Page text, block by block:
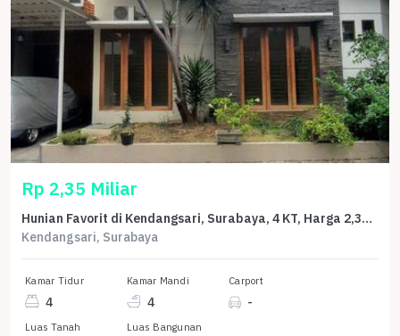
Rp 2,35 Miliar
Hunian Favorit di Kendangsari, Surabaya, 4 KT, Harga 2,35 Miliar
Kendangsari, Surabaya
Kamar Tidur
4
Kamar Mandi
4
Carport
-
Luas Tanah Luas Bangunan